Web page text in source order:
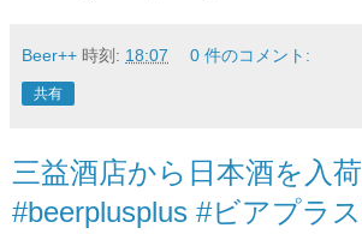
Beer++ 時刻: 18:07 0 件のコメント:
共有
三益酒店から日本酒を入
#beerplusplus #ビアプラ